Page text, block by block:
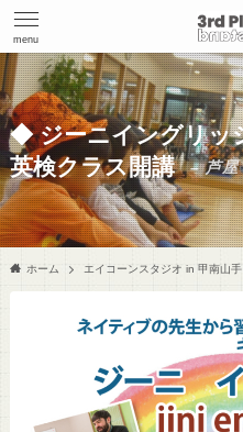
menu
◆ ジーニイングリッ
英検クラス開講
– 芦屋
ホーム エイコーンスタジオ in 甲南山手